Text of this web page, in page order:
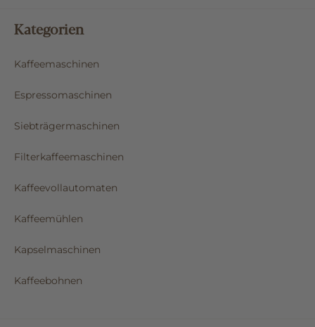
Kategorien
Kaffeemaschinen
Espressomaschinen
Siebträgermaschinen
Filterkaffeemaschinen
Kaffeevollautomaten
Kaffeemühlen
Kapselmaschinen
Kaffeebohnen